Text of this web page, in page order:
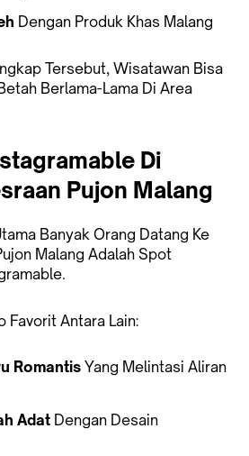
Dengan Produk Khas Malang
Tersebut, Wisatawan Bisa
Berlama-Lama Di Area
Di
Pujon Malang
Banyak Orang Datang Ke
Malang Adalah Spot
Favorit Antara Lain:
RomantisYang Melintasi Aliran
Adat Dengan Desain